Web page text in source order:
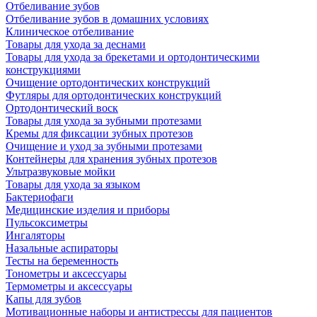
Отбеливание зубов
Отбеливание зубов в домашних условиях
Клиническое отбеливание
Товары для ухода за деснами
Товары для ухода за брекетами и ортодонтическими
конструкциями
Очищение ортодонтических конструкций
Футляры для ортодонтических конструкций
Ортодонтический воск
Товары для ухода за зубными протезами
Кремы для фиксации зубных протезов
Очищение и уход за зубными протезами
Контейнеры для хранения зубных протезов
Ультразвуковые мойки
Товары для ухода за языком
Бактериофаги
Медицинские изделия и приборы
Пульсоксиметры
Ингаляторы
Назальные аспираторы
Тесты на беременность
Тонометры и аксессуары
Термометры и аксессуары
Капы для зубов
Мотивационные наборы и антистрессы для пациентов